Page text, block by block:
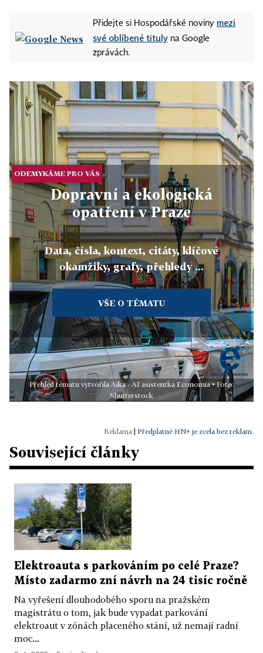
Přidejte si Hospodářské noviny mezi
své oblíbené tituly na Google
zprávách.
ODEMYKÁME PRO VÁS
Dopravní a ekologická
opatření v Praze
Data, čísla, kontext, citáty, klíčové
okamžiky, grafy, přehledy ...
VŠE O TÉMATU
Přehled tématu vytvořila Aika - AI asistentka Economia • Foto:
Shutterstock
Předplatné HN+ je zcela bez reklam.
Související články
Elektroauta s parkováním po celé Praze?
Místo zadarmo zní návrh na 24 tisíc ročně
Na vyřešení dlouhodobého sporu na pražském
magistrátu o tom, jak bude vypadat parkování
elektroaut v zónách placeného stání, už nemají radní
moc...